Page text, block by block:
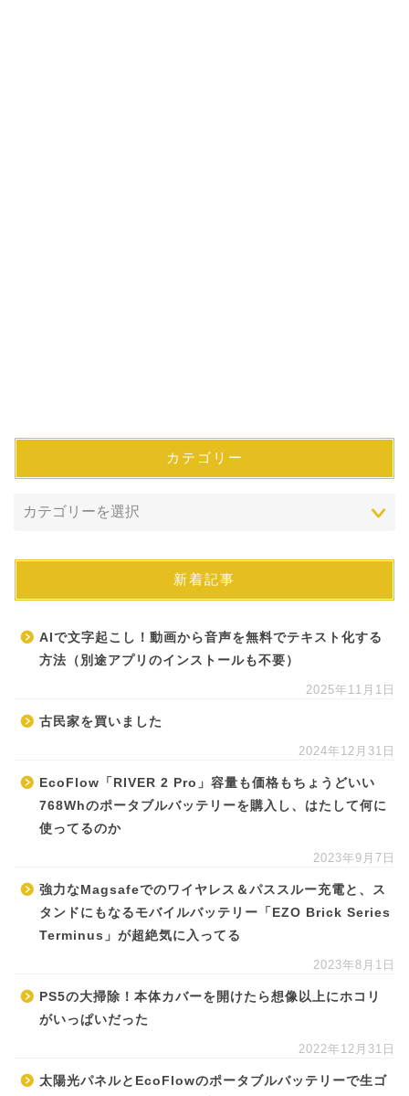
カテゴリー
新着記事
AIで文字起こし！動画から音声を無料でテキスト化する
方法（別途アプリのインストールも不要）
2025年11月1日
古民家を買いました
2024年12月31日
EcoFlow「RIVER 2 Pro」容量も価格もちょうどいい
768Whのポータブルバッテリーを購入し、はたして何に
使ってるのか
2023年9月7日
強力なMagsafeでのワイヤレス＆パススルー充電と、ス
タンドにもなるモバイルバッテリー「EZO Brick Series
Terminus」が超絶気に入ってる
2023年8月1日
PS5の大掃除！本体カバーを開けたら想像以上にホコリ
がいっぱいだった
2022年12月31日
太陽光パネルとEcoFlowのポータブルバッテリーで生ゴ